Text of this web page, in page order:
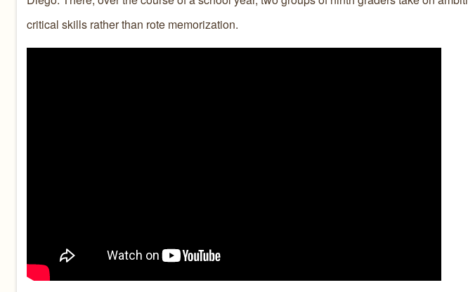
critical skills rather than rote memorization.